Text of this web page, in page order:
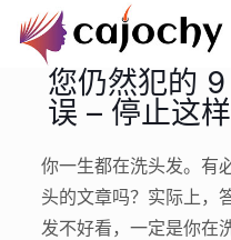
您仍然犯的
误 – 停止这
你一生都在洗头发。有
头的文章吗？实际上，
发不好看，一定是你在